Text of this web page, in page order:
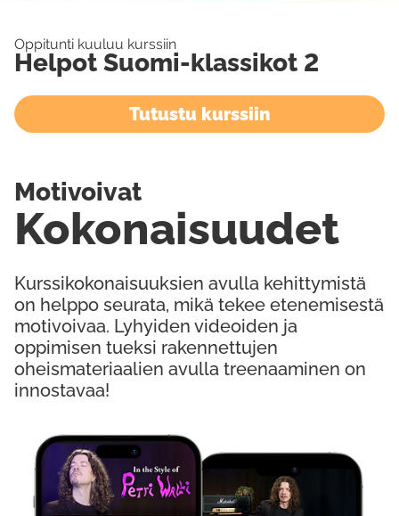
Oppitunti kuuluu kurssiin
Helpot Suomi-klassikot 2
Tutustu kurssiin
Kurssikokonaisuuksien avulla kehittymistä
on helppo seurata, mikä tekee etenemisestä
motivoivaa. Lyhyiden videoiden ja
oppimisen tueksi rakennettujen
oheismateriaalien avulla treenaaminen on
innostavaa!
Kokonaisuudet
Motivoivat